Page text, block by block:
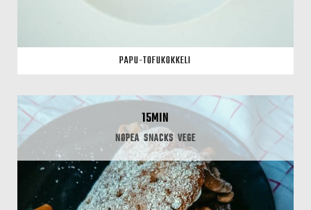
PAPU-TOFUKOKKELI
15MIN
NOPEA SNACKS VEGE